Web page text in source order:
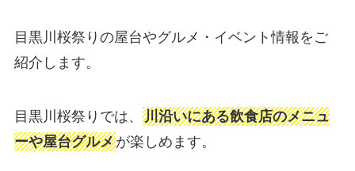
目黒川桜祭りの屋台やグルメ・イベント情報をご
紹介します。
目黒川桜祭りでは、 川沿いにある飲食店のメニュ
ーや屋台グルメが楽しめます。